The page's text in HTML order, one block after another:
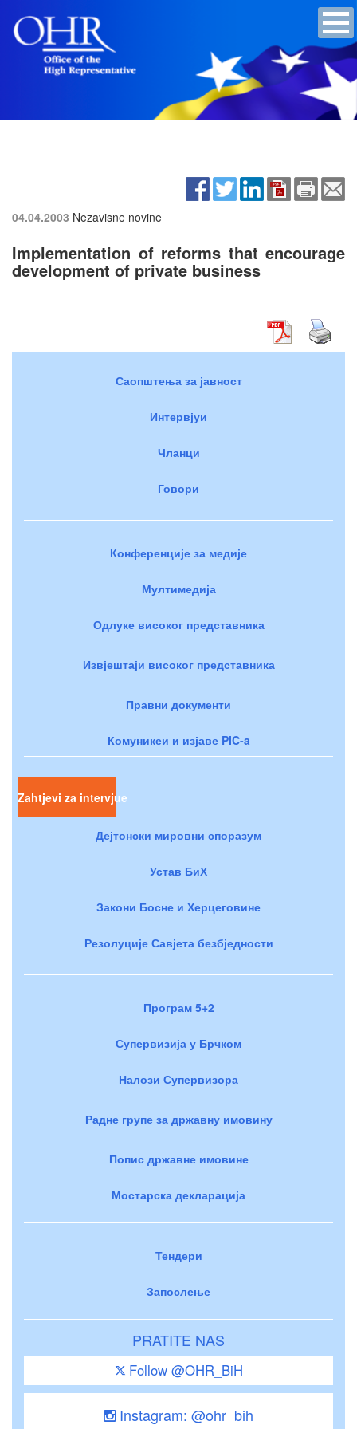
04.04.2003 Nezavisne novine
Implementation of reforms that encourage
development of private business
Саопштења за јавност
Интервјуи
Чланци
Говори
Конференције за медије
Мултимедија
Одлуке високог представника
Извјештаји високог представника
Правни документи
Комуникеи и изјаве PIC-a
Zahtjevi za intervjue
Дејтонски мировни споразум
Устав БиХ
Закони Босне и Херцеговине
Резолуције Савјета безбједности
Програм 5+2
Супервизија у Брчком
Налози Супервизора
Радне групе за државну имовину
Попис државне имовине
Мостарска декларација
Тендери
Запослење
PRATITE NAS
Follow @OHR_BiH
Instagram: @ohr_bih